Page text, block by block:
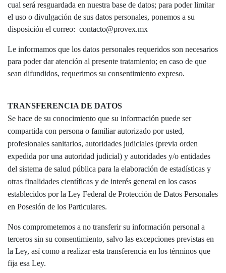
cual será resguardada en nuestra base de datos; para poder limitar
el uso o divulgación de sus datos personales, ponemos a su
disposición el correo: contacto@provex.mx
Le informamos que los datos personales requeridos son necesarios
para poder dar atención al presente tratamiento; en caso de que
sean difundidos, requerimos su consentimiento expreso.
TRANSFERENCIA DE DATOS
Se hace de su conocimiento que su información puede ser
compartida con persona o familiar autorizado por usted,
profesionales sanitarios, autoridades judiciales (previa orden
expedida por una autoridad judicial) y autoridades y/o entidades
del sistema de salud pública para la elaboración de estadísticas y
otras finalidades científicas y de interés general en los casos
establecidos por la Ley Federal de Protección de Datos Personales
en Posesión de los Particulares.
Nos comprometemos a no transferir su información personal a
terceros sin su consentimiento, salvo las excepciones previstas en
la Ley, así como a realizar esta transferencia en los términos que
fija esa Ley.